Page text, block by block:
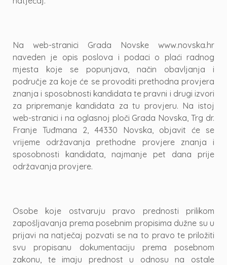
Na web-stranici Grada Novske www.novska.hr
naveden je opis poslova i podaci o plaći radnog
mjesta koje se popunjava, način obavljanja i
područje za koje će se provoditi prethodna provjera
znanja i sposobnosti kandidata te pravni i drugi izvori
za pripremanje kandidata za tu provjeru. Na istoj
web-stranici i na oglasnoj ploči Grada Novska, Trg dr.
Franje Tuđmana 2, 44330 Novska, objavit će se
vrijeme održavanja prethodne provjere znanja i
sposobnosti kandidata, najmanje pet dana prije
održavanja provjere.
Osobe koje ostvaruju pravo prednosti prilikom
zapošljavanja prema posebnim propisima dužne su u
prijavi na natječaj pozvati se na to pravo te priložiti
svu propisanu dokumentaciju prema posebnom
zakonu, te imaju prednost u odnosu na ostale